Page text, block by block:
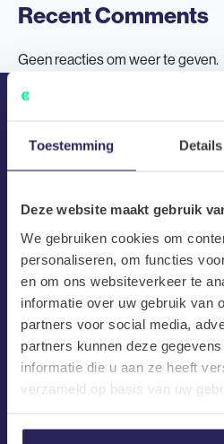
Toestemming Details
Deze website maakt gebruik
We gebruiken cookies om
personaliseren, om functies
en om ons websiteverkeer te
informatie over uw gebruik van
partners voor social media,
partners kunnen deze
informatie die u aan ze heeft
verzameld op basis van uw
Recent Comments
Geen reacties om weer te geven.
De laatste tech
mailbox.
Email
Barnes gaat ten alle tijden strikt om met
en zal deze nooit delen met 3en